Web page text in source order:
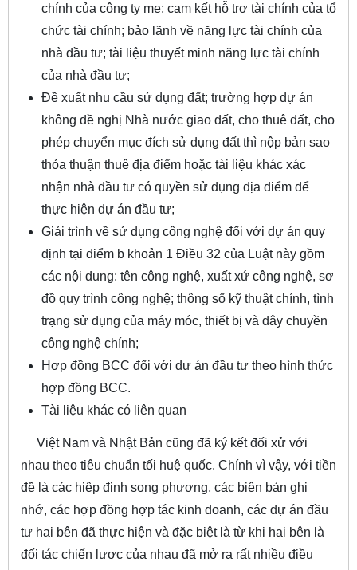
chính của công ty mẹ; cam kết hỗ trợ tài chính của tổ
chức tài chính; bảo lãnh về năng lực tài chính của
nhà đầu tư; tài liệu thuyết minh năng lực tài chính
của nhà đầu tư;
Đề xuất nhu cầu sử dụng đất; trường hợp dự án
không đề nghị Nhà nước giao đất, cho thuê đất, cho
phép chuyển mục đích sử dụng đất thì nộp bản sao
thỏa thuận thuê địa điểm hoặc tài liệu khác xác
nhận nhà đầu tư có quyền sử dụng địa điểm để
thực hiện dự án đầu tư;
Giải trình về sử dụng công nghệ đối với dự án quy
định tại điểm b khoản 1 Điều 32 của Luật này gồm
các nội dung: tên công nghệ, xuất xứ công nghệ, sơ
đồ quy trình công nghệ; thông số kỹ thuật chính, tình
trạng sử dụng của máy móc, thiết bị và dây chuyền
công nghệ chính;
Hợp đồng BCC đối với dự án đầu tư theo hình thức
hợp đồng BCC.
Tài liệu khác có liên quan
Việt Nam và Nhật Bản cũng đã ký kết đối xử với
nhau theo tiêu chuẩn tối huệ quốc. Chính vì vậy, với tiền
đề là các hiệp định song phương, các biên bản ghi
nhớ, các hợp đồng hợp tác kinh doanh, các dự án đầu
tư hai bên đã thực hiện và đặc biệt là từ khi hai bên là
đối tác chiến lược của nhau đã mở ra rất nhiều điều